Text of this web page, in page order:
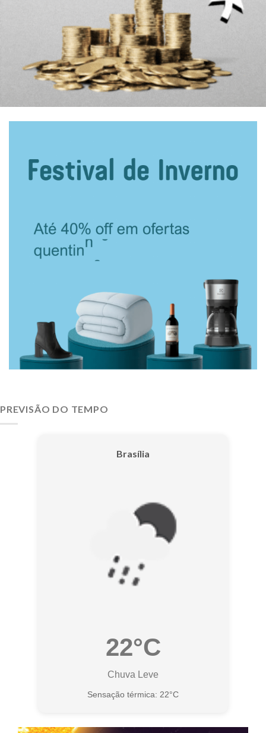
PREVISÃO DO TEMPO
Brasília
22°C
Chuva Leve
Sensação térmica: 22°C